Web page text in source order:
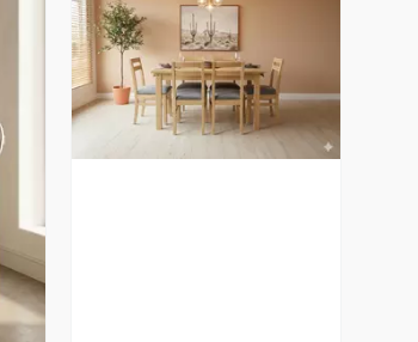
Vista Previa